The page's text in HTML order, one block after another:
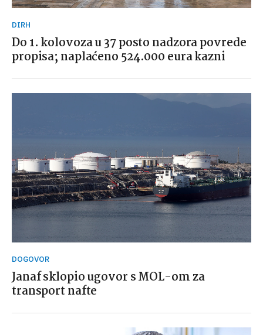
DIRH
Do 1. kolovoza u 37 posto nadzora povrede
propisa; naplaćeno 524.000 eura kazni
DOGOVOR
Janaf sklopio ugovor s MOL-om za
transport nafte